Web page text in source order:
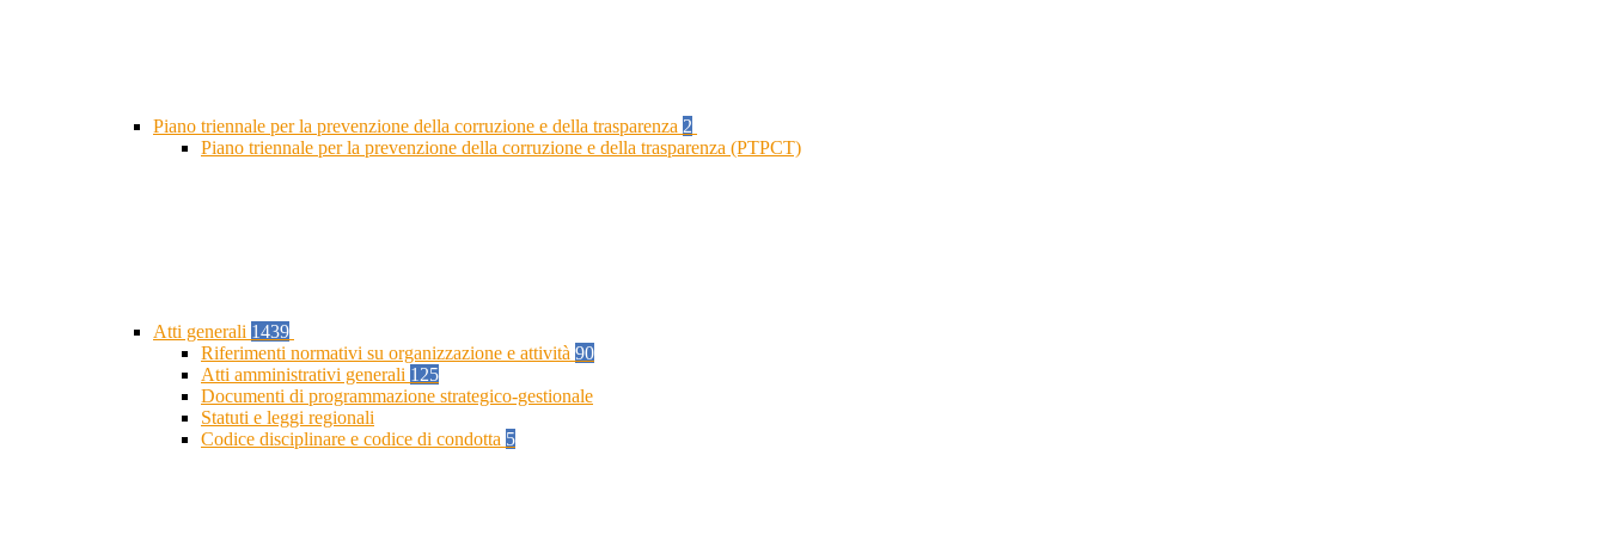
Piano triennale per la prevenzione della corruzione e della trasparenza 2
Piano triennale per la prevenzione della corruzione e della trasparenza (PTPCT)
Atti generali 1439
Riferimenti normativi su organizzazione e attività 90
Atti amministrativi generali 125
Documenti di programmazione strategico-gestionale
Statuti e leggi regionali
Codice disciplinare e codice di condotta 5